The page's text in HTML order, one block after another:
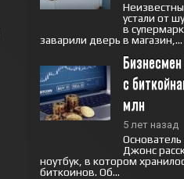
устали от
в
заварили дверь в магазин,...
с
млн
5 лет назад
Джонс
ноутбук, в котором
биткоинов. Об...